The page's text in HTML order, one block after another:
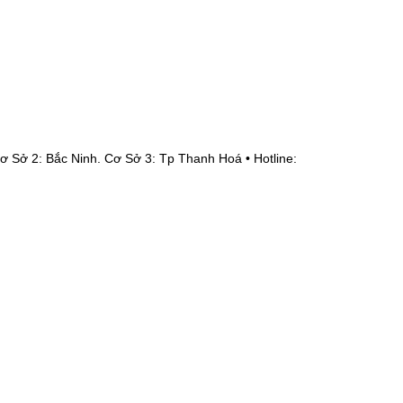
2: Bắc Ninh. Cơ Sở 3: Tp Thanh Hoá • Hotline: